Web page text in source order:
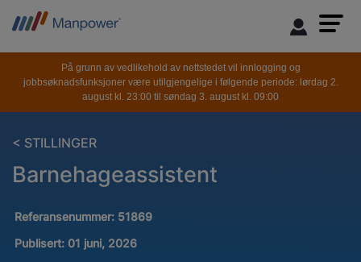
På grunn av vedlikehold av nettstedet vil innlogging og
jobbsøknadsfunksjoner være utilgjengelige i følgende periode: lørdag 2.
august kl. 23:00 til søndag 3. august kl. 09:00
< STILLINGER
Barnehageassistent
Referansenummer: 51869
Publisert: 01 juni, 2026